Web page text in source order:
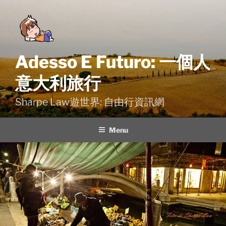
content
Adesso E Futuro: 一個人
意大利旅行
Sharpe Law遊世界: 自由行資訊網
Menu